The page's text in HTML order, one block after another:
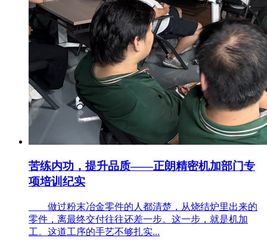
苦练内功，提升品质——正朗精密机加部门专
项培训纪实
做过粉末冶金零件的人都清楚，从烧结炉里出来的
零件，离最终交付往往还差一步。这一步，就是机加
工。这道工序的手艺不够扎实...